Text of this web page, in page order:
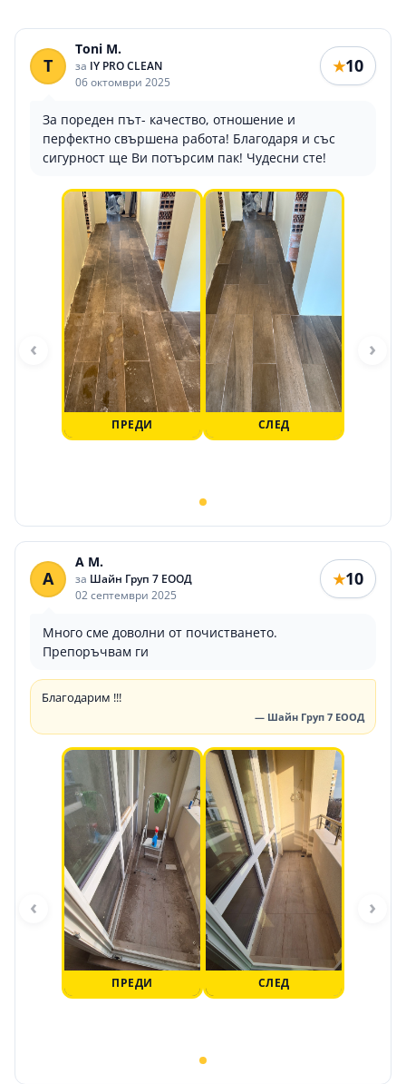
T
Toni M.
за IY PRO CLEAN
06 октомври 2025
★10
За пореден път- качество, отношение и
перфектно свършена работа! Благодаря и със
сигурност ще Ви потърсим пак! Чудесни сте!
ПРЕДИ СЛЕД
‹ ›
A
A M.
за Шайн Груп 7 ЕООД
02 септември 2025
★10
Много сме доволни от почистването.
Препоръчвам ги
Благодарим !!!
— Шайн Груп 7 ЕООД
ПРЕДИ СЛЕД
‹ ›